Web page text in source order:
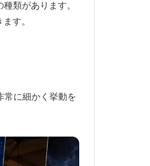
類があります。
す。
常に細かく挙動を